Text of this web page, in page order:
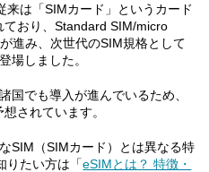
は「SIMカード」というカード
おり、Standard SIM/micro
進み、次世代のSIM規格として
場しました。
国でも導入が進んでいるため、
されています。
SIM（SIMカード）とは異なる特
りたい方は「eSIMとは？ 特徴・